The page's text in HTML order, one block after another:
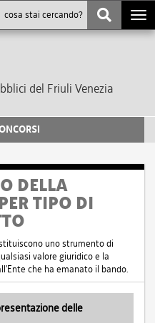
del Friuli Venezia
DELLA
TIPO DI
uno strumento di
valore giuridico e la
che ha emanato il bando.
delle